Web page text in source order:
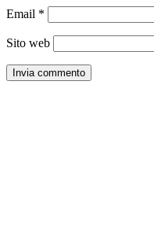
Email *
Sito web